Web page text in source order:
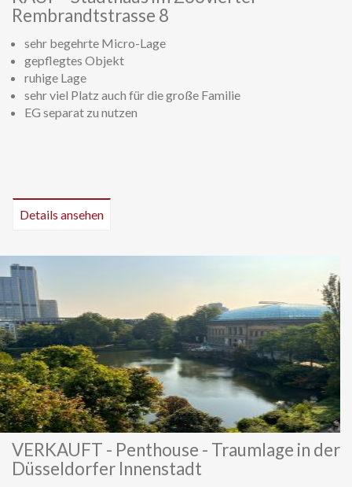
Rembrandtstrasse 8
sehr begehrte Micro-Lage
gepflegtes Objekt
ruhige Lage
sehr viel Platz auch für die große Familie
EG separat zu nutzen
Details ansehen
VERKAUFT - Penthouse - Traumlage in der
Düsseldorfer Innenstadt